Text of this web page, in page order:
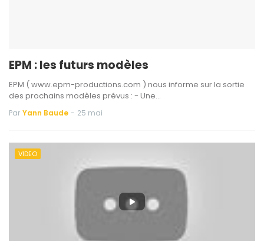
EPM : les futurs modèles
EPM ( www.epm-productions.com ) nous informe sur la sortie
des prochains modèles prévus : - Une…
Par Yann Baude - 25 mai
VIDEO